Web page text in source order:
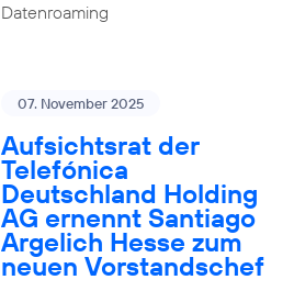
Datenroaming
07. November 2025
Aufsichtsrat der
Telefónica
Deutschland Holding
AG ernennt Santiago
Argelich Hesse zum
neuen Vorstandschef